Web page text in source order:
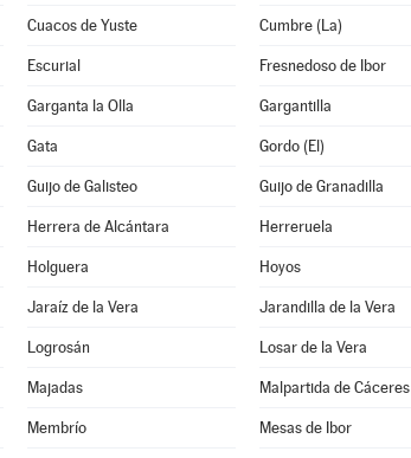
Cuacos de Yuste Cumbre (La)
Escurial Fresnedoso de Ibor
Garganta la Olla Gargantilla
Gata Gordo (El)
Guijo de Galisteo Guijo de Granadilla
Herrera de Alcántara Herreruela
Holguera Hoyos
Jaraíz de la Vera Jarandilla de la Vera
Logrosán Losar de la Vera
Majadas Malpartida de Cáceres
Membrío Mesas de Ibor